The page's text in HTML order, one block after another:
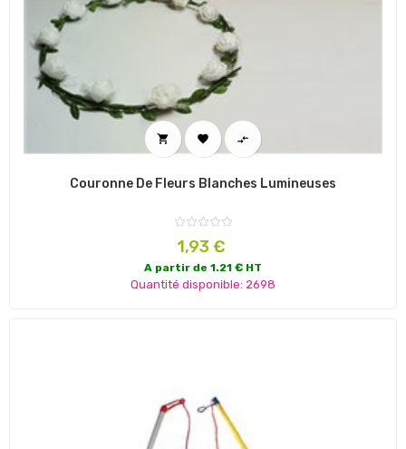
  
Couronne De Fleurs Blanches Lumineuses
Prix
1,93 €
A partir de 1.21 € HT
Quantité disponible: 2698